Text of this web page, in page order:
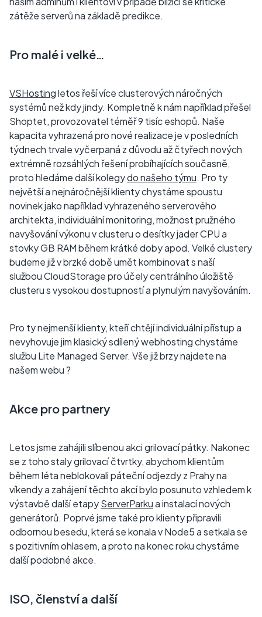
zátěže serverů na základě predikce.
Pro malé i velké…
VSHostingletos řeší více clusterových náročných
systémů než kdy jindy. Kompletně k nám například přešel
Shoptet, provozovatel téměř 9 tisíc eshopů. Naše
kapacita vyhrazená pro nové realizace je v posledních
týdnech trvale vyčerpaná z důvodu až čtyřech nových
extrémně rozsáhlých řešení probíhajících současně,
proto hledáme další kolegydo našeho týmu. Pro ty
největší a nejnáročnější klienty chystáme spoustu
novinek jako například vyhrazeného serverového
architekta, individuální monitoring, možnost pružného
navyšování výkonu v clusteru o desítky jader CPU a
stovky GB RAM během krátké doby apod. Velké clustery
budeme již v brzké době umět kombinovat s naší
službou CloudStorage pro účely centrálního úložiště
clusteru s vysokou dostupností a plynulým navyšováním.
Pro ty nejmenší klienty, kteří chtějí individuální přístup a
nevyhovuje jim klasický sdílený webhosting chystáme
službu Lite Managed Server. Vše již brzy najdete na
našem webu ?
Akce pro partnery
Letos jsme zahájili slíbenou akci grilovací pátky. Nakonec
se z toho staly grilovací čtvrtky, abychom klientům
během léta neblokovali páteční odjezdy z Prahy na
víkendy a zahájení těchto akcí bylo posunuto vzhledem k
výstavbě další etapyServerParkua instalací nových
generátorů. Poprvé jsme také pro klienty připravili
odbornou besedu, která se konala v Node5 a setkala se
s pozitivním ohlasem, a proto na konec roku chystáme
další podobné akce.
ISO, členství a další